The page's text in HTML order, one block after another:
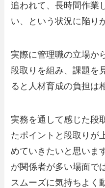
追われて、長時間作業
い、という状況に陥り
実際に管理職の立場か
段取りを組み、課題を
ると人材育成の負担は
実務を通して感じた段
たポイントと段取りが
めていきたいと思いま
が関係者が多い場面で
スムーズに気持ちよく